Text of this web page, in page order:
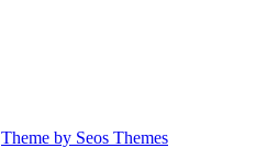
Theme by Seos Themes